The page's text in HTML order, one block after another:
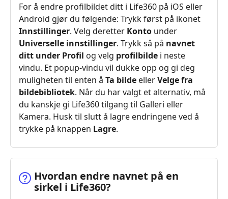
For å endre profilbildet ditt i Life360 på iOS eller
Android gjør du følgende: Trykk først på ikonet
Innstillinger. Velg deretter Konto under
Universelle innstillinger. Trykk så på navnet
ditt under Profil og velg profilbilde i neste
vindu. Et popup‑vindu vil dukke opp og gi deg
muligheten til enten å Ta bilde ellerVelge fra
bildebibliotek. Når du har valgt et alternativ, må
du kanskje gi Life360 tilgang til Galleri eller
Kamera. Husk til slutt å lagre endringene ved å
trykke på knappen Lagre.
Hvordan endre navnet på en
sirkel i Life360?